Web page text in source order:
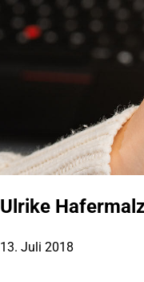
Ulrike
13. Juli 2018